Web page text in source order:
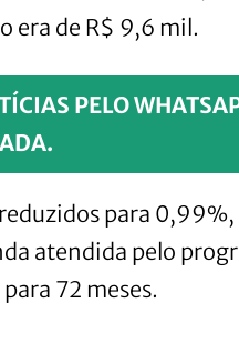
era de R$ 9,6 mil.
PELO
para 0,99%,
atendida pelo
72 meses.